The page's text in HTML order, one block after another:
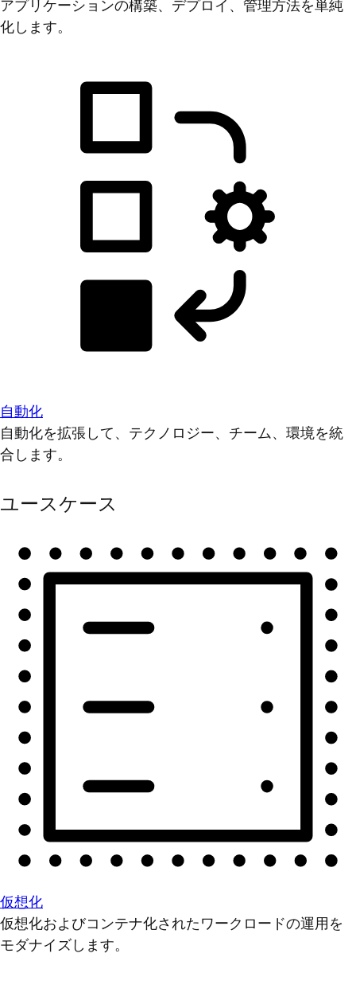
アプリケーションの構築、デプロイ、管理方法を単純
化します。
自動化
自動化を拡張して、テクノロジー、チーム、環境を統
合します。
ユースケース
仮想化
仮想化およびコンテナ化されたワークロードの運用を
モダナイズします。